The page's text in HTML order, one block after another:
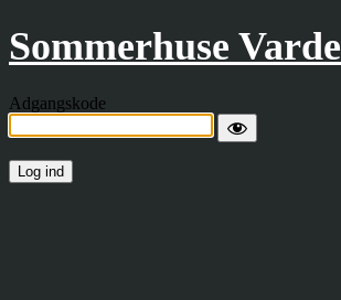
Sommerhuse Varde
Adgangskode